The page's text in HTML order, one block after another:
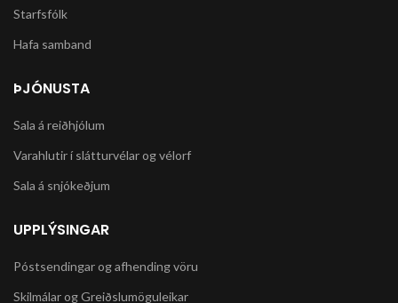
Starfsfólk
Hafa samband
ÞJÓNUSTA
Sala á reiðhjólum
Varahlutir í slátturvélar og vélorf
Sala á snjókeðjum
UPPLÝSINGAR
Póstsendingar og afhending vöru
Skilmálar og Greiðslumöguleikar